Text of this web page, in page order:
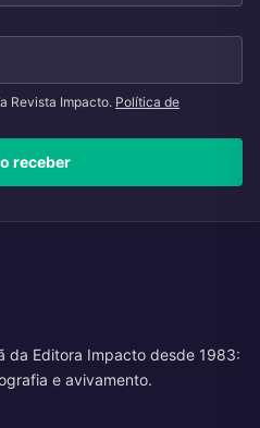
Revista Impacto. Política de
receber
da Editora Impacto desde 1983:
e avivamento.